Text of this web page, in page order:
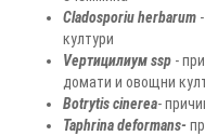
Cladosporiu herbarum
култури
Vертицилиум ssp -
домати и овощни
Botrytis cinerea-
Taphrina deformans-